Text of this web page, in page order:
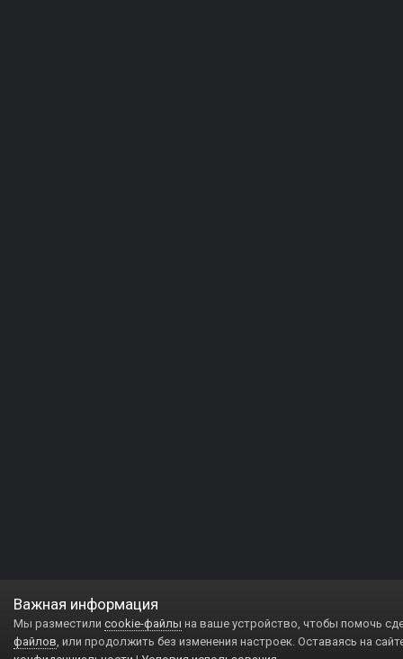
Важная информация
Мы разместили cookie-файлы на ваше устройство, чтобы помочь
файлов, или продолжить без изменения настроек. Оставаясь на